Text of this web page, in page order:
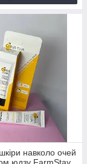
навколо очей